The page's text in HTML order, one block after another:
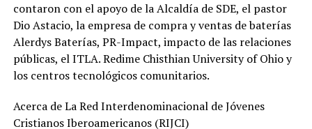
contaron con el apoyo de la Alcaldía de SDE, el pastor
Dio Astacio, la empresa de compra y ventas de baterías
Alerdys Baterías, PR-Impact, impacto de las relaciones
públicas, el ITLA. Redime Chisthian University of Ohio y
los centros tecnológicos comunitarios.
Acerca de La Red Interdenominacional de Jóvenes
Cristianos Iberoamericanos (RIJCI)